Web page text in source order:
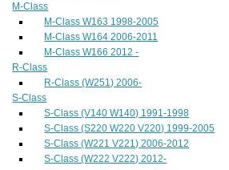
M-Class
M-Class W163 1998-2005
M-Class W164 2006-2011
M-Class W166 2012 -
R-Class
R-Class (W251) 2006-
S-Class
S-Class (V140 W140) 1991-1998
S-Class (S220 W220 V220) 1999-2005
S-Class (W221 V221) 2006-2012
S-Class (W222 V222) 2012-